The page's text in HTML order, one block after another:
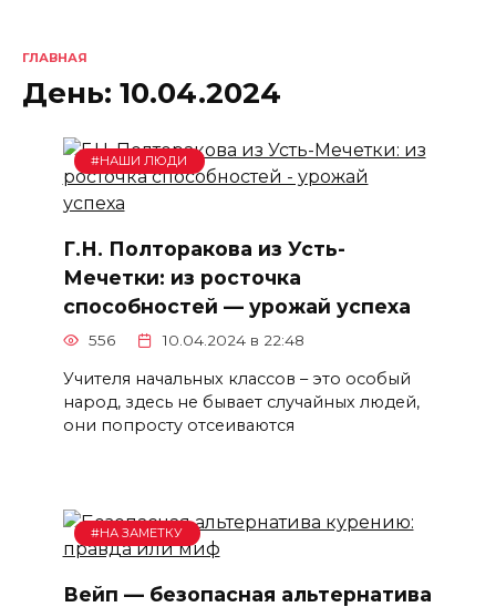
ГЛАВНАЯ
День: 10.04.2024
#НАШИ ЛЮДИ
Г.Н. Полторакова из Усть-
Мечетки: из росточка
способностей — урожай успеха
556 10.04.2024 в 22:48
Учителя начальных классов – это особый
народ, здесь не бывает случайных людей,
они попросту отсеиваются
#НА ЗАМЕТКУ
Вейп — безопасная альтернатива